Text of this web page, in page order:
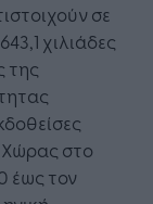
σε
χιλιάδες
της
Χώρας στο
έως τον